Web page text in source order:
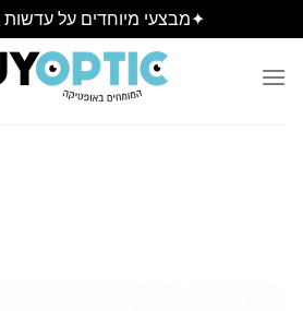
✦מבצעי מיוחדים על